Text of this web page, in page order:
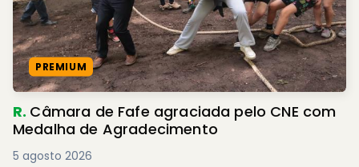
PREMIUM
R. Câmara de Fafe agraciada pelo CNE com
Medalha de Agradecimento
5 agosto 2026